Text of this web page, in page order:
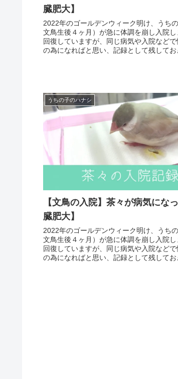
臓肥大】
2022年のゴールデンウィーク明け、うち
文鳥生後４ヶ月）が急に体調を崩し入院
回復していますが、同じ病気や入院など
の為になればと思い、記録として残してお
うちの子のハナシ
【文鳥の入院】茶々が病気にな
臓肥大】
2022年のゴールデンウィーク明け、うち
文鳥生後４ヶ月）が急に体調を崩し入院
回復していますが、同じ病気や入院など
の為になればと思い、記録として残してお